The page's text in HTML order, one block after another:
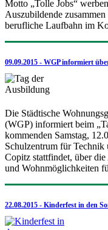
Motto „Tolle Jobs“
Auszubildende
berufliche Laufbahn im
09.09.2015 - WGP informiert
Die Städtische
(WGP) informiert beim
kommenden Samstag,
Schulzentrum für
Copitz stattfindet, über
und Wohnmöglichkeiten
22.08.2015 - Kinderfest in den